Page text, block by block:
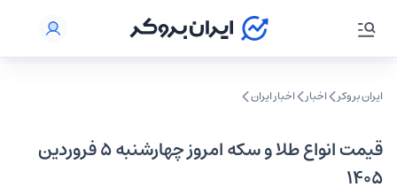
ایران بروکر اخبار اخبار ایران
قیمت انواع طلا و سکه امروز چهارشنبه 5 فروردین
1405